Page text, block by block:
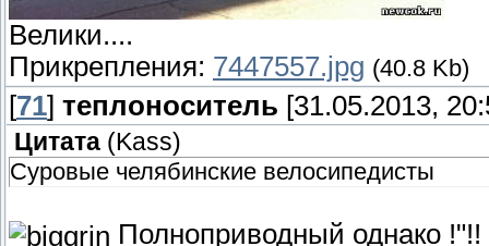
Велики....
Прикрепления: 7447557.jpg (40.8 Kb)
[71] теплоноситель [31.05.2013,
Цитата ( Kass)
Суровые челябинские велосипедисты
Полноприводный однако !"!!